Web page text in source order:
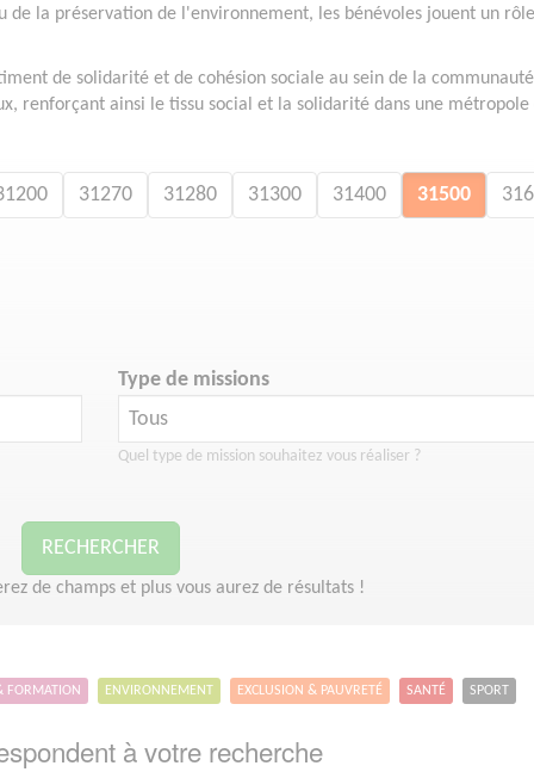
la préservation de l'environnement, les bénévoles jouent un
de solidarité et de cohésion sociale au sein de la
renforçant ainsi le tissu social et la solidarité dans une
31270 31280 31300 31400 31500
Type de missions
Quel type de mission souhaitez vous réaliser ?
RECHERCHER
de champs et plus vous aurez de résultats !
FORMATION ENVIRONNEMENT EXCLUSION & PAUVRETÉ SANTÉ SPORT
à votre recherche